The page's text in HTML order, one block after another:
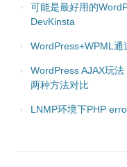
可能是最好用的
DevKinsta
WordPress+WPML通
WordPress AJAX玩
两种方法对比
LNMP环境下PHP